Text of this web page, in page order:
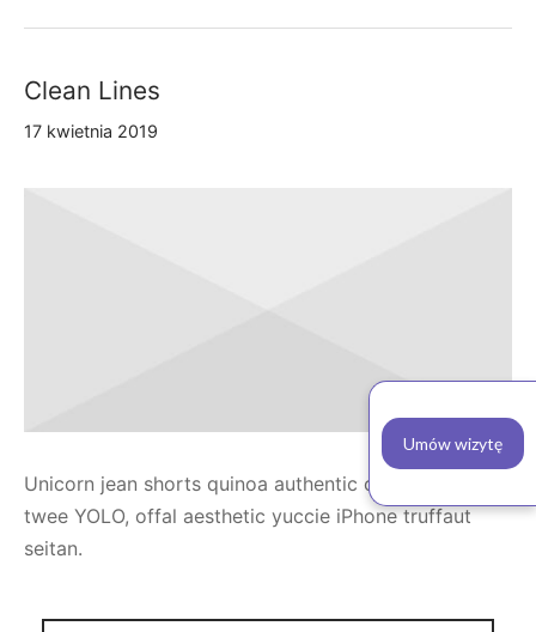
Clean Lines
17 kwietnia 2019
Unicorn jean shorts quinoa authentic cronut tilde
twee YOLO, offal aesthetic yuccie iPhone truffaut
seitan.
Umów wizytę